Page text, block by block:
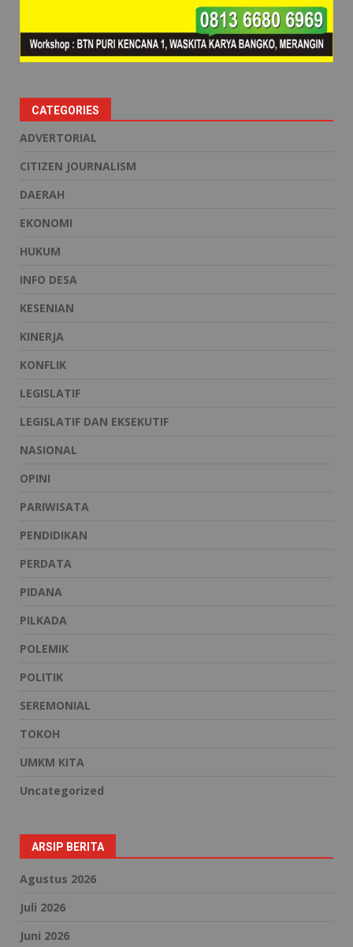
CATEGORIES
ADVERTORIAL
CITIZEN JOURNALISM
DAERAH
EKONOMI
HUKUM
INFO DESA
KESENIAN
KINERJA
KONFLIK
LEGISLATIF
LEGISLATIF DAN EKSEKUTIF
NASIONAL
OPINI
PARIWISATA
PENDIDIKAN
PERDATA
PIDANA
PILKADA
POLEMIK
POLITIK
SEREMONIAL
TOKOH
UMKM KITA
Uncategorized
ARSIP BERITA
Agustus 2026
Juli 2026
Juni 2026